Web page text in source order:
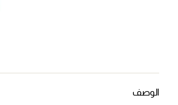
الوصف